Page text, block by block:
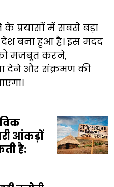
प्रयासों में सबसे बड़ा
देश बना हुआ है। इस मदद
मजबूत करने,
देने और संक्रमण की
आंकड़ों
है: